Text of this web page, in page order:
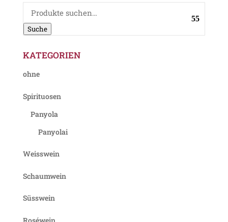
Suche
nach:
Suche
KATEGORIEN
ohne
Spirituosen
Panyola
Panyolai
Weisswein
Schaumwein
Süsswein
Roséwein